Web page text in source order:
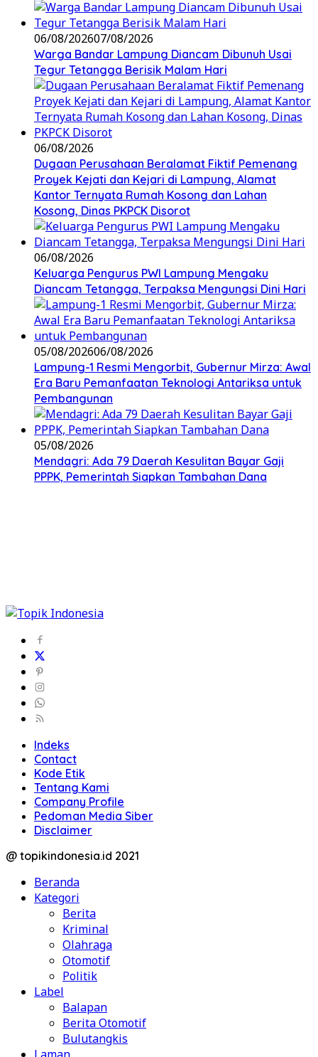
06/08/202607/08/2026
Warga Bandar Lampung Diancam Dibunuh Usai
Tegur Tetangga Berisik Malam Hari
06/08/2026
Dugaan Perusahaan Beralamat Fiktif Pemenang
Proyek Kejati dan Kejari di Lampung, Alamat
Kantor Ternyata Rumah Kosong dan Lahan
Kosong, Dinas PKPCK Disorot
06/08/2026
Keluarga Pengurus PWI Lampung Mengaku
Diancam Tetangga, Terpaksa Mengungsi Dini Hari
05/08/202606/08/2026
Lampung-1 Resmi Mengorbit, Gubernur Mirza: Awal
Era Baru Pemanfaatan Teknologi Antariksa untuk
Pembangunan
05/08/2026
Mendagri: Ada 79 Daerah Kesulitan Bayar Gaji
PPPK, Pemerintah Siapkan Tambahan Dana
Indeks
Contact
Kode Etik
Tentang Kami
Company Profile
Pedoman Media Siber
Disclaimer
@ topikindonesia.id 2021
Beranda
Kategori
Berita
Kriminal
Olahraga
Otomotif
Politik
Label
Balapan
Berita Otomotif
Bulutangkis